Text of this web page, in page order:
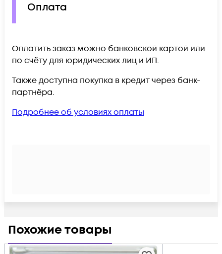
Оплата
Оплатить заказ можно банковской картой или
по счёту для юридических лиц и ИП.
Также доступна покупка в кредит через банк-
партнёра.
Подробнее об условиях оплаты
Похожие товары